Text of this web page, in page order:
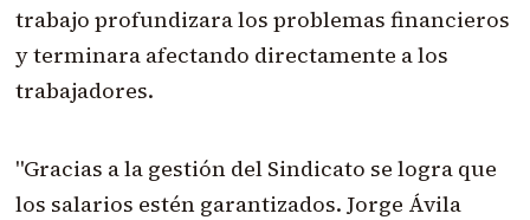
trabajo profundizara los problemas financieros
y terminara afectando directamente a los
trabajadores.
"Gracias a la gestión del Sindicato se logra que
los salarios estén garantizados. Jorge Ávila